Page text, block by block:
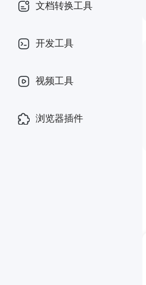
文档转换工具
开发工具
视频工具
浏览器插件